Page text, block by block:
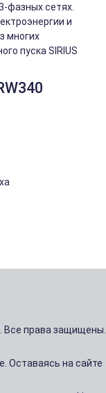
фазных сетях.
и
многих
пуска SIRIUS
Все права защищены.
Оставаясь на сайте